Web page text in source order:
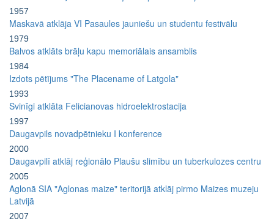
1957
Maskavā atklāja VI Pasaules jauniešu un studentu festivālu
1979
Balvos atklāts brāļu kapu memoriālais ansamblis
1984
Izdots pētījums "The Placename of Latgola"
1993
Svinīgi atklāta Felicianovas hidroelektrostacija
1997
Daugavpils novadpētnieku I konference
2000
Daugavpilī atklāj reģionālo Plaušu slimību un tuberkulozes centru
2005
Aglonā SIA "Aglonas maize" teritorijā atklāj pirmo Maizes muzeju
Latvijā
2007